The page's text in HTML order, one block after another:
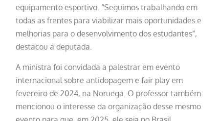
equipamento esportivo. “Seguimos trabalhando em
todas as frentes para viabilizar mais oportunidades e
melhorias para o desenvolvimento dos estudantes”,
destacou a deputada.
A ministra foi convidada a palestrar em evento
internacional sobre antidopagem e fair play em
fevereiro de 2024, na Noruega. O professor também
mencionou o interesse da organização desse mesmo